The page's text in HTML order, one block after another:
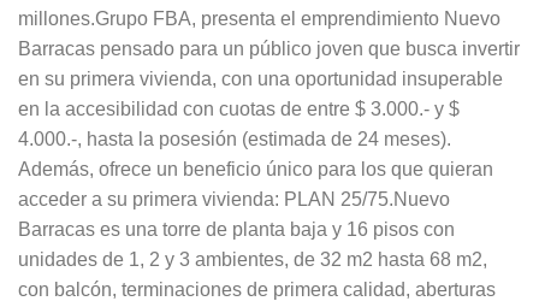
millones.Grupo FBA, presenta el emprendimiento Nuevo
Barracas pensado para un público joven que busca invertir
en su primera vivienda, con una oportunidad insuperable
en la accesibilidad con cuotas de entre $ 3.000.- y $
4.000.-, hasta la posesión (estimada de 24 meses).
Además, ofrece un beneficio único para los que quieran
acceder a su primera vivienda: PLAN 25/75.Nuevo
Barracas es una torre de planta baja y 16 pisos con
unidades de 1, 2 y 3 ambientes, de 32 m2 hasta 68 m2,
con balcón, terminaciones de primera calidad, aberturas